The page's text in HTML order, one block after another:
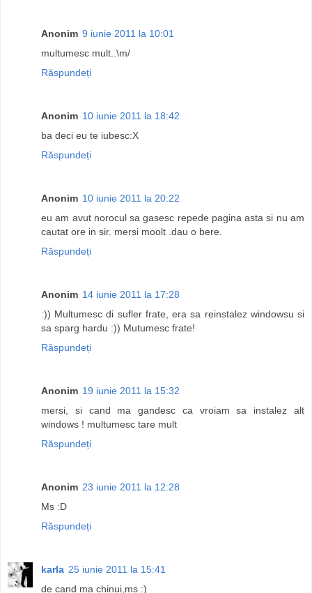
Anonim 9 iunie 2011 la 10:01
multumesc mult..\m/
Răspundeți
Anonim 10 iunie 2011 la 18:42
ba deci eu te iubesc:X
Răspundeți
Anonim 10 iunie 2011 la 20:22
eu am avut norocul sa gasesc repede pagina asta si nu am
cautat ore in sir. mersi moolt .dau o bere.
Răspundeți
Anonim 14 iunie 2011 la 17:28
:)) Multumesc di sufler frate, era sa reinstalez windowsu si
sa sparg hardu :)) Mutumesc frate!
Răspundeți
Anonim 19 iunie 2011 la 15:32
mersi, si cand ma gandesc ca vroiam sa instalez alt
windows ! multumesc tare mult
Răspundeți
Anonim 23 iunie 2011 la 12:28
Ms :D
Răspundeți
karla 25 iunie 2011 la 15:41
de cand ma chinui,ms :)